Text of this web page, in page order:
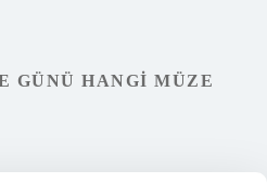
GÜNÜ HANGI MÜZE